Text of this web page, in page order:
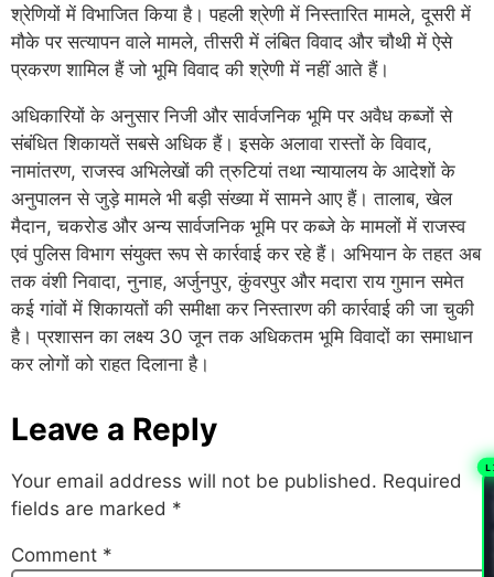
श्रेणियों में विभाजित किया है। पहली श्रेणी में निस्तारित मामले, दूसरी में
मौके पर सत्यापन वाले मामले, तीसरी में लंबित विवाद और चौथी में ऐसे
प्रकरण शामिल हैं जो भूमि विवाद की श्रेणी में नहीं आते हैं।
अधिकारियों के अनुसार निजी और सार्वजनिक भूमि पर अवैध कब्जों से
संबंधित शिकायतें सबसे अधिक हैं। इसके अलावा रास्तों के विवाद,
नामांतरण, राजस्व अभिलेखों की त्रुटियां तथा न्यायालय के आदेशों के
अनुपालन से जुड़े मामले भी बड़ी संख्या में सामने आए हैं। तालाब, खेल
मैदान, चकरोड और अन्य सार्वजनिक भूमि पर कब्जे के मामलों में राजस्व
एवं पुलिस विभाग संयुक्त रूप से कार्रवाई कर रहे हैं। अभियान के तहत अब
तक वंशी निवादा, नुनाह, अर्जुनपुर, कुंवरपुर और मदारा राय गुमान समेत
कई गांवों में शिकायतों की समीक्षा कर निस्तारण की कार्रवाई की जा चुकी
है। प्रशासन का लक्ष्य 30 जून तक अधिकतम भूमि विवादों का समाधान
कर लोगों को राहत दिलाना है।
Leave a Reply
Your email address will not be published. Required
fields are marked *
Comment *